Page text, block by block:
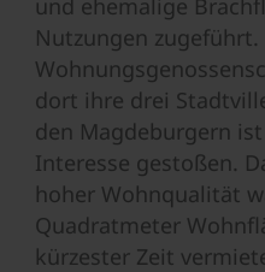
Nutzungen
dort ihre drei
den Magdeburgern
Interesse gestoßen.
hoher Wohnqualität
Quadratmeter
kürzester Zeit